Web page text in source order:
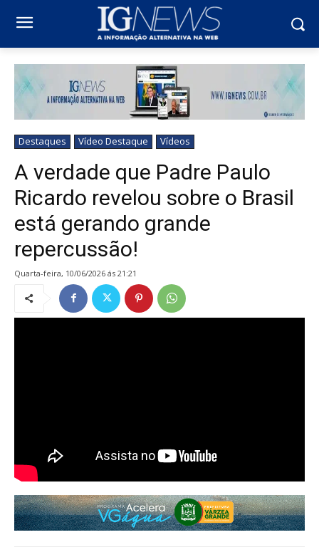
Destaques Vídeo Destaque Vídeos
A verdade que Padre Paulo
Ricardo revelou sobre o Brasil
está gerando grande
repercussão!
quarta-feira, 10/06/2026 ás 21:21